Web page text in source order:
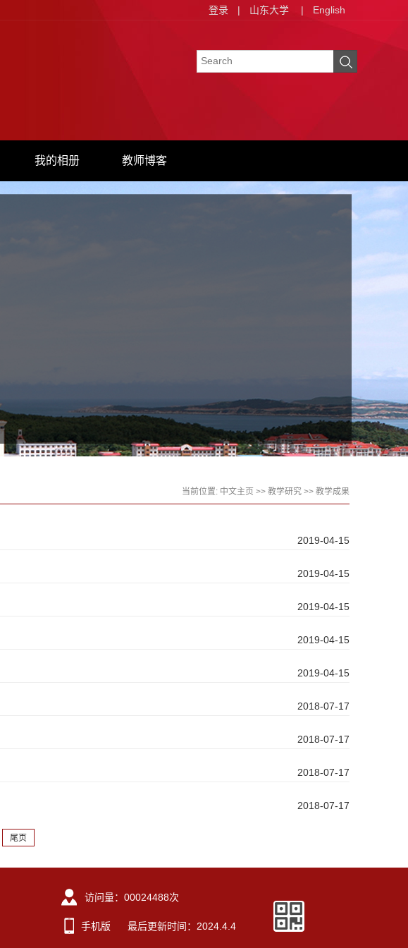
登录 | 山东大学 | English
我的相册 教师博客
当前位置: 中文主页 >> 教学研究 >> 教学成果
2019-04-15
2019-04-15
2019-04-15
2019-04-15
2019-04-15
2018-07-17
2018-07-17
2018-07-17
2018-07-17
尾页
访问量： 00024488次
手机版 最后更新时间： 2024 4 4